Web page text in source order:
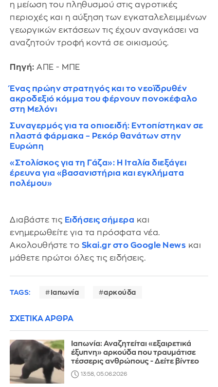
η μείωση του πληθυσμού στις αγροτικές
περιοχές και η αύξηση των εγκαταλελειμμένων
γεωργικών εκτάσεων τις έχουν αναγκάσει να
αναζητούν τροφή κοντά σε οικισμούς.
Πηγή: ΑΠΕ - ΜΠΕ
Ένας πρώην στρατηγός και το νεοϊδρυθέν
ακροδεξιό κόμμα του φέρνουν πονοκέφαλο
στη Μελόνι
Συναγερμός για τα οπιοειδή: Εντοπίστηκαν σε
πλαστά φάρμακα – Ρεκόρ θανάτων στην
Ευρώπη
«Στολίσκος για τη Γάζα»: Η Ιταλία διεξάγει
έρευνα για «βασανιστήρια και εγκλήματα
πολέμου»
Διαβάστε τις Ειδήσεις σήμερα και
ενημερωθείτε για τα πρόσφατα νέα.
Ακολουθήστε το Skai.gr στο Google News και
μάθετε πρώτοι όλες τις ειδήσεις.
TAGS: Ιαπωνία αρκούδα
ΣΧΕΤΙΚΑ ΑΡΘΡΑ
Ιαπωνία: Αναζητείται «εξαιρετικά
έξυπνη» αρκούδα που τραυμάτισε
τέσσερις ανθρώπους - Δείτε βίντεο
13:58, 05.06.2026